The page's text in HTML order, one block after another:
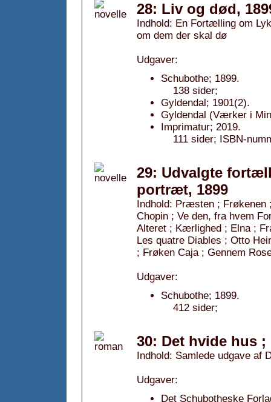
28: Liv og død,
Indhold: En Fortælling om
om dem der skal dø
Udgaver:
Schubothe; 1899.
138 sider;
Gyldendal; 1901(2).
Gyldendal (Værker i
Imprimatur; 2019.
111 sider; ISBN-
29: Udvalgte
portræt, 1899
Indhold: Præsten ; Frøkenen
Chopin ; Ve den, fra hvem
Alteret ; Kærlighed ; Elna ;
Les quatre Diables ; Otto
; Frøken Caja ; Gennem
Udgaver:
Schubothe; 1899.
412 sider;
30: Det hvide hus ;
Indhold: Samlede udgave af
Udgaver:
Det Schubotheske